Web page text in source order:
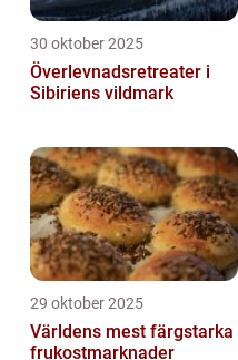
30 oktober 2025
Överlevnadsretreater i
Sibiriens vildmark
29 oktober 2025
Världens mest färgstarka
frukostmarknader